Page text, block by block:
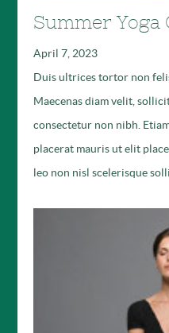
Summer Yoga
April 7, 2023
Duis ultrices tortor non
Maecenas diam velit,
consectetur non nibh.
placerat mauris ut elit
leo non nisl scelerisque